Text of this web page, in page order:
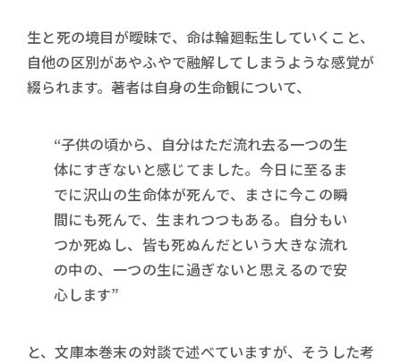
生と死の境目が曖昧で、命は輪廻転生していくこと、
自他の区別があやふやで融解してしまうような感覚が
綴られます。著者は自身の生命観について、
“子供の頃から、自分はただ流れ去る一つの生
体にすぎないと感じてました。今日に至るま
でに沢山の生命体が死んで、まさに今この瞬
間にも死んで、生まれつつもある。自分もい
つか死ぬし、皆も死ぬんだという大きな流れ
の中の、一つの生に過ぎないと思えるので安
心します”
と、文庫本巻末の対談で述べていますが、そうした考